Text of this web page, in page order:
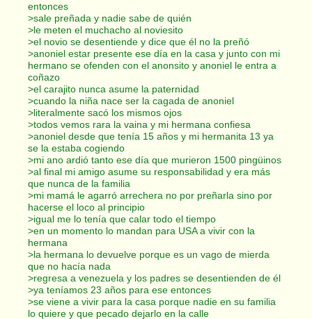
entonces
>sale preñada y nadie sabe de quién
>le meten el muchacho al noviesito
>el novio se desentiende y dice que él no la preñó
>anoniel estar presente ese día en la casa y junto con mi
hermano se ofenden con el anonsito y anoniel le entra a
coñazo
>el carajito nunca asume la paternidad
>cuando la niña nace ser la cagada de anoniel
>literalmente sacó los mismos ojos
>todos vemos rara la vaina y mi hermana confiesa
>anoniel desde que tenía 15 años y mi hermanita 13 ya
se la estaba cogiendo
>mi ano ardió tanto ese día que murieron 1500 pingüinos
>al final mi amigo asume su responsabilidad y era más
que nunca de la familia
>mi mamá le agarró arrechera no por preñarla sino por
hacerse el loco al principio
>igual me lo tenía que calar todo el tiempo
>en un momento lo mandan para USA a vivir con la
hermana
>la hermana lo devuelve porque es un vago de mierda
que no hacía nada
>regresa a venezuela y los padres se desentienden de él
>ya teníamos 23 años para ese entonces
>se viene a vivir para la casa porque nadie en su familia
lo quiere y que pecado dejarlo en la calle